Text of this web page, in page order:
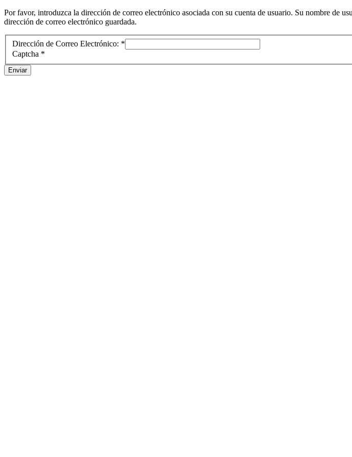
Por favor, introduzca la dirección de correo electrónico asociada con su cuenta de usuario. Su nombre de
dirección de correo electrónico guardada.
Dirección de Correo Electrónico: *
Captcha *
Enviar